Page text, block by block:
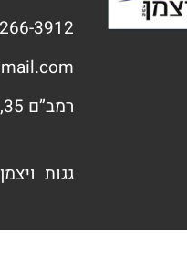
3912
רמב”ם 35, טירת הכרמל
גגות